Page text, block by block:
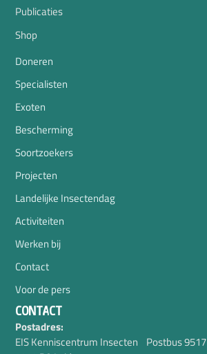
Publicaties
Shop
Doneren
Specialisten
Exoten
Bescherming
Soortzoekers
Projecten
Landelijke Insectendag
Activiteiten
Werken bij
Contact
Voor de pers
CONTACT
Postadres:
EIS Kenniscentrum Insecten Postbus 9517